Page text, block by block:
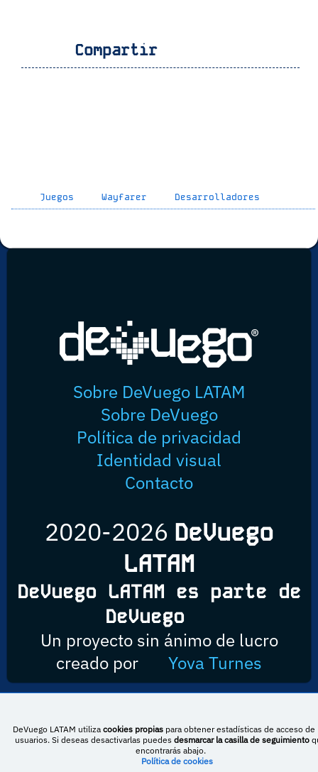
Compartir
Juegos Wayfarer Desarrolladores
Sobre DeVuego LATAM
Sobre DeVuego
Política de privacidad
Identidad visual
Contacto
2020-2026 DeVuego
LATAM
DeVuego LATAM es parte de
DeVuego
Un proyecto sin ánimo de lucro
creado por
Yova Turnes
Esta obra está bajo una licencia de Creative Commons Reconocimiento-
NoComercial-CompartirIgual 4.0 Internacional
DeVuego LATAM utiliza cookies propiaspara obtener estadísticas de acceso de
usuarios. Si deseas desactivarlas puedes desmarcar la casilla de seguimiento
encontrarás abajo.
Política de cookies